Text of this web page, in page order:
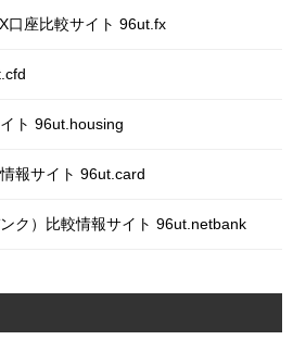
口座比較サイト 96ut.fx
ト 96ut.housing
報サイト 96ut.card
ク）比較情報サイト 96ut.netbank